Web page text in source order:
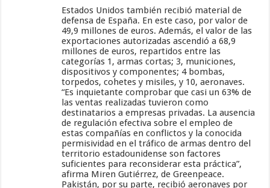
Estados Unidos también recibió material de
defensa de España. En este caso, por valor de
49,9 millones de euros. Además, el valor de las
exportaciones autorizadas ascendió a 68,9
millones de euros, repartidos entre las
categorías 1, armas cortas; 3, municiones,
dispositivos y componentes; 4 bombas,
torpedos, cohetes y misiles, y 10, aeronaves.
“Es inquietante comprobar que casi un 63% de
las ventas realizadas tuvieron como
destinatarios a empresas privadas. La ausencia
de regulación efectiva sobre el empleo de
estas compañías en conflictos y la conocida
permisividad en el tráfico de armas dentro del
territorio estadounidense son factores
suficientes para reconsiderar esta práctica”,
afirma Miren Gutiérrez, de Greenpeace.
Pakistán, por su parte, recibió aeronaves por